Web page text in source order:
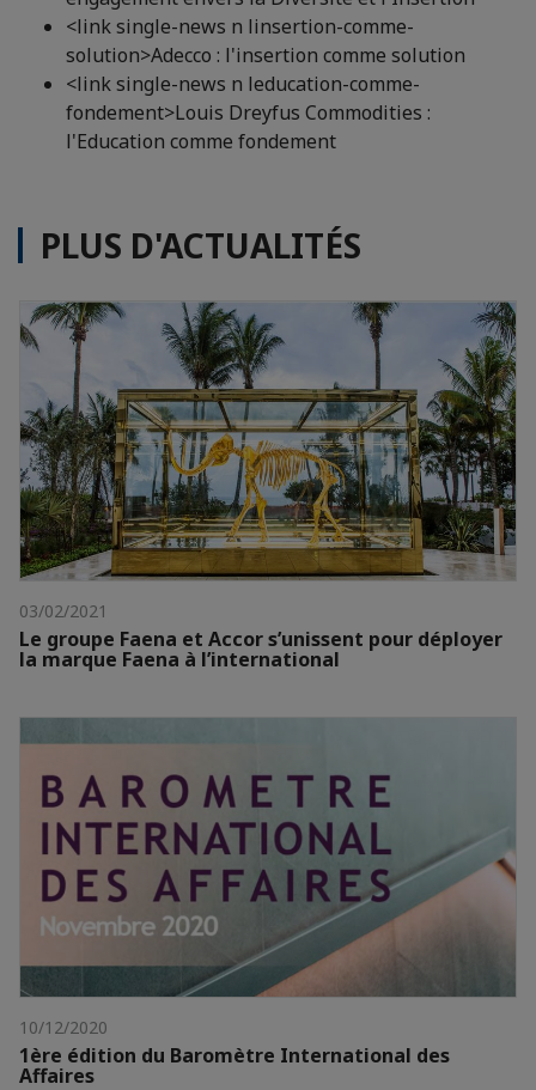
<link single-news n linsertion-comme-
solution>Adecco : l'insertion comme solution
<link single-news n leducation-comme-
fondement>Louis Dreyfus Commodities :
l'Education comme fondement
PLUS D'ACTUALITÉS
03/02/2021
Le groupe Faena et Accor s’unissent pour déployer
la marque Faena à l’international
10/12/2020
1ère édition du Baromètre International des
Affaires